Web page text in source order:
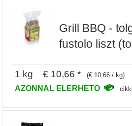
Grill BBQ -
fustolo liszt
1 kg € 10,66 * (€ 10,66 / kg)
AZONNAL ELERHETO